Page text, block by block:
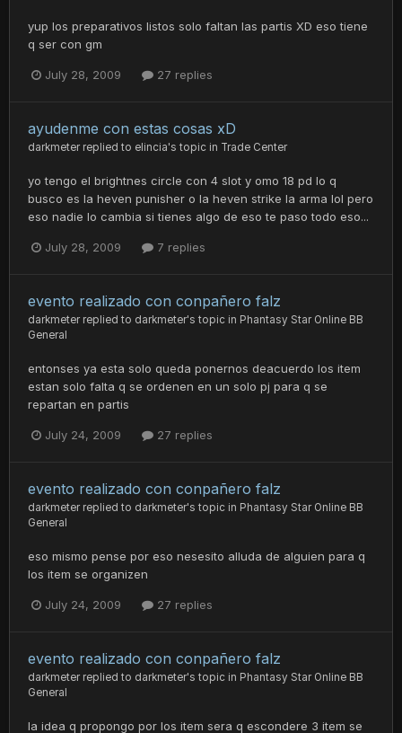
yup los preparativos listos solo faltan las partis XD eso tiene
q ser con gm
July 28, 2009 27 replies
ayudenme con estas cosas xD
darkmeter replied to elincia's topic in Trade Center
yo tengo el brightnes circle con 4 slot y omo 18 pd lo q
busco es la heven punisher o la heven strike la arma lol pero
eso nadie lo cambia si tienes algo de eso te paso todo eso...
July 28, 2009 7 replies
evento realizado con conpañero falz
darkmeter replied to darkmeter's topic in Phantasy Star Online BB
General
entonses ya esta solo queda ponernos deacuerdo los item
estan solo falta q se ordenen en un solo pj para q se
repartan en partis
July 24, 2009 27 replies
evento realizado con conpañero falz
darkmeter replied to darkmeter's topic in Phantasy Star Online BB
General
eso mismo pense por eso nesesito alluda de alguien para q
los item se organizen
July 24, 2009 27 replies
evento realizado con conpañero falz
darkmeter replied to darkmeter's topic in Phantasy Star Online BB
General
la idea q propongo por los item sera q escondere 3 item se